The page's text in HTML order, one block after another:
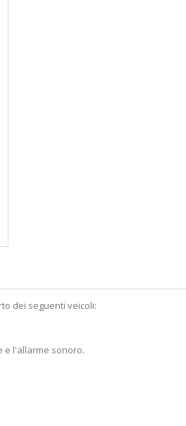
dei seguenti veicoli:
e l'allarme sonoro.